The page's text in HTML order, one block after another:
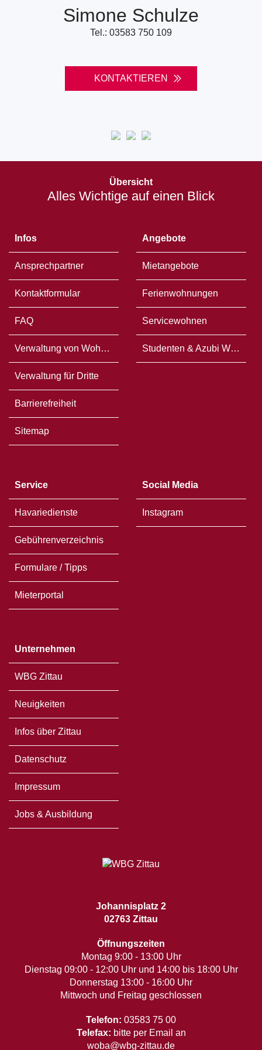
Simone Schulze
Tel.: 03583 750 109
KONTAKTIEREN
Übersicht
Alles Wichtige auf einen Blick
Infos
Ansprechpartner
Kontaktformular
FAQ
Verwaltung von Wohneigentum
Verwaltung für Dritte
Barrierefreiheit
Sitemap
Angebote
Mietangebote
Ferienwohnungen
Servicewohnen
Studenten & Azubi WG`s
Unternehmen
WBG Zittau
Neuigkeiten
Infos über Zittau
Datenschutz
Impressum
Jobs & Ausbildung
Service
Havariedienste
Gebührenverzeichnis
Formulare / Tipps
Mieterportal
Social Media
Instagram
Johannisplatz 2
02763 Zittau
Öffnungszeiten
Montag 9:00 - 13:00 Uhr
Dienstag 09:00 - 12:00 Uhr und 14:00 bis 18:00 Uhr
Donnerstag 13:00 - 16:00 Uhr
Mittwoch und Freitag geschlossen
Telefon: 03583 75 00
Telefax: bitte per Email an
woba@wbg-zittau.de